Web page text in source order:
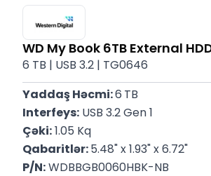
WD My Book 6TB External
6 TB | USB 3.2 | TG0646
Yaddaş Həcmi: 6 TB
Interfeys: USB 3.2 Gen 1
Çəki: 1.05 Kq
Qabaritlər: 5.48" x 1.93" x 6.72"
P/N: WDBBGB0060HBK-NB